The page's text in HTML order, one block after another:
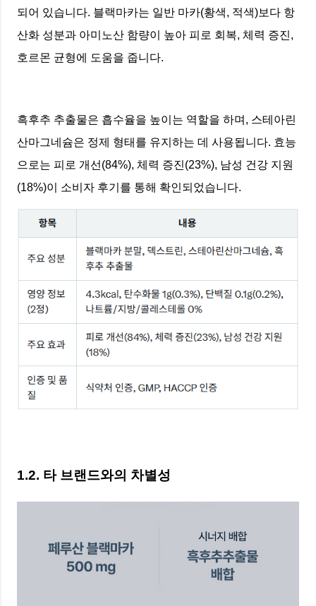
되어 있습니다. 블랙마카는 일반 마카(황색, 적색)보다 항
산화 성분과 아미노산 함량이 높아 피로 회복, 체력 증진,
호르몬 균형에 도움을 줍니다.
흑후추 추출물은 흡수율을 높이는 역할을 하며, 스테아린
산마그네슘은 정제 형태를 유지하는 데 사용됩니다. 효능
으로는 피로 개선(84%), 체력 증진(23%), 남성 건강 지원
(18%)이 소비자 후기를 통해 확인되었습니다.
1.2. 타 브랜드와의 차별성